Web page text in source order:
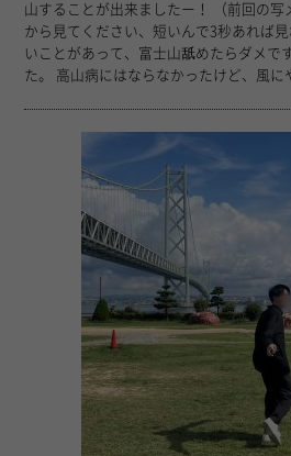
山することが出来ましたー！ （前回の写メ日記見てない人はそっち
から見てください、短いんで3秒あれば見れます） これ
いことがあって、富士山舐めたらダメです ほんとに死にかけま
た。 高山病にはならなかったけど、風